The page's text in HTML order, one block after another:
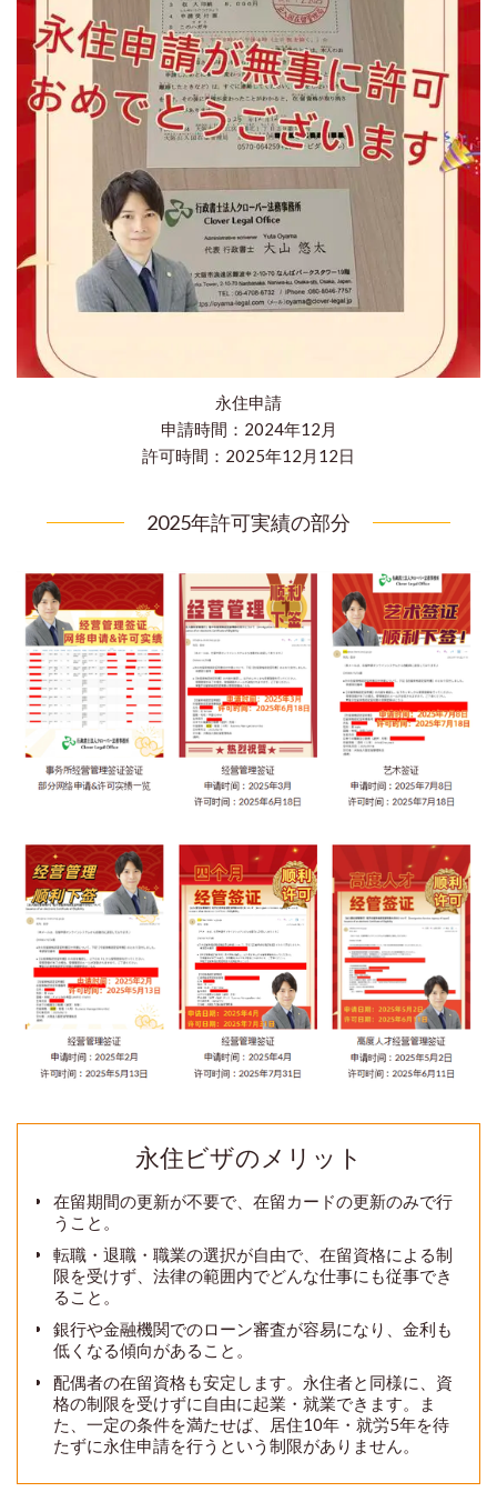
永住申請
申請時間：2024年12月
​許可時間：2025年12月12日
2025年許可実績の部分
永住ビザのメリット
在留期間の更新が不要で、在留カードの更新のみで行
うこと。
転職・退職・職業の選択が自由で、在留資格による制
限を受けず、法律の範囲内でどんな仕事にも従事でき
ること。
銀行や金融機関でのローン審査が容易になり、金利も
低くなる傾向があること。
配偶者の在留資格も安定します。永住者と同様に、資
格の制限を受けずに自由に起業・就業できます。ま
た、一定の条件を満たせば、居住10年・就労5年を待
たずに永住申請を行うという制限がありません。